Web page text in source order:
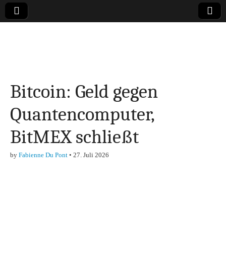
Finanzen,
Marketing-, Vertrieb-
& Investment-Tipps
Bitcoin: Geld gegen
Quantencomputer,
BitMEX schließt
by Fabienne Du Pont • 27. Juli 2026